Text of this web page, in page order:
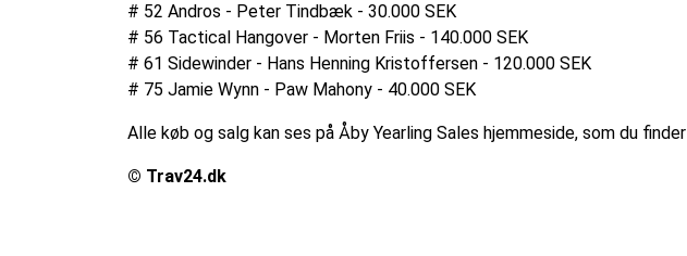
# 52 Andros - Peter Tindbæk - 30.000 SEK
# 56 Tactical Hangover - Morten Friis - 140.000 SEK
# 61 Sidewinder - Hans Henning Kristoffersen - 120.000 SEK
# 75 Jamie Wynn - Paw Mahony - 40.000 SEK
Alle køb og salg kan ses på Åby Yearling Sales hjemmeside, som du finder
© Trav24.dk